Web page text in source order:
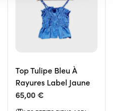
Top Tulipe Bleu À
Rayures Label Jaune
65,00 €